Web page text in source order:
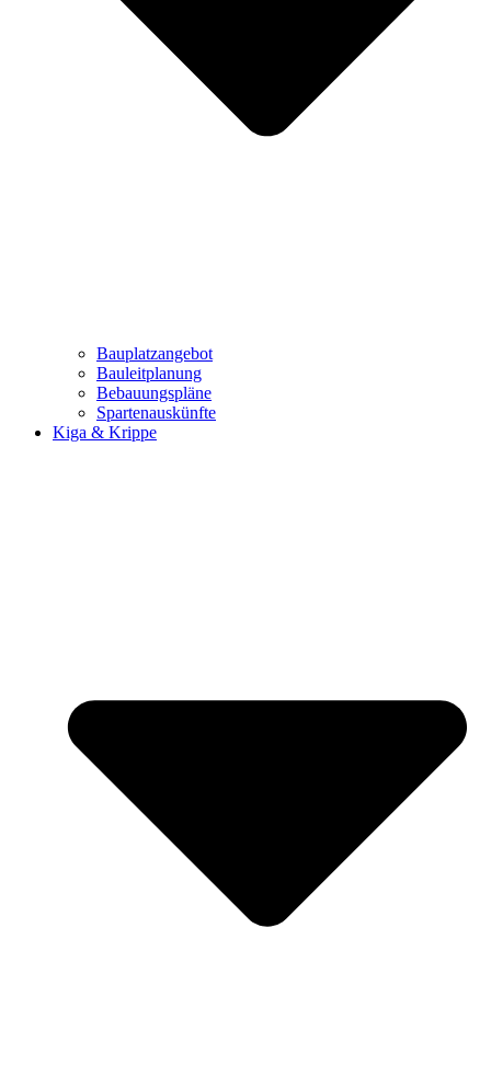
Bauplatzangebot
Bauleitplanung
Bebauungspläne
Spartenauskünfte
Kiga & Krippe